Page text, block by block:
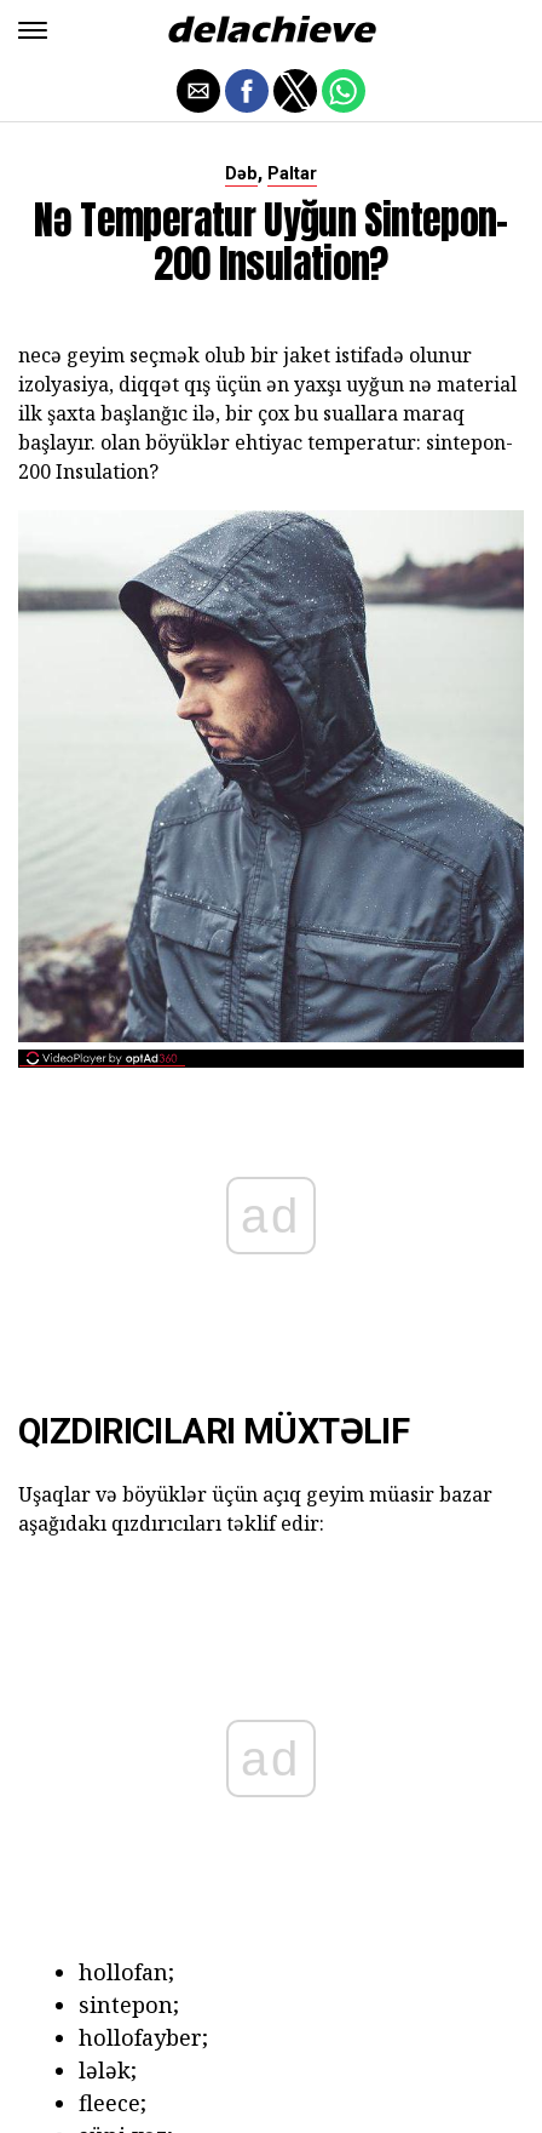
Dəb, Paltar
Nə Temperatur Uyğun Sintepon-
200 Insulation?
necə geyim seçmək olub bir jaket istifadə olunur
izolyasiya, diqqət qış üçün ən yaxşı uyğun nə material
ilk şaxta başlanğıc ilə, bir çox bu suallara maraq
başlayır. olan böyüklər ehtiyac temperatur: sintepon-
200 Insulation?
ad
QIZDIRICILARI MÜXTƏLIF
Uşaqlar və böyüklər üçün açıq geyim müasir bazar
aşağıdakı qızdırıcıları təklif edir:
ad
hollofan;
sintepon;
hollofayber;
lələk;
fleece;